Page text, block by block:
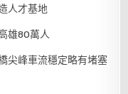
人才基地
雄80萬人
尖峰車流穩定略有堵塞